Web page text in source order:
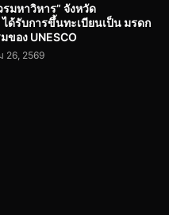
มหาวิหาร” จังหวัด
ด้รับการขึ้นทะเบียนเป็น มรดก
อง UNESCO
26, 2569